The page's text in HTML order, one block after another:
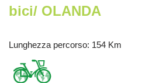
bici/ OLANDA
Lunghezza percorso: 154 Km